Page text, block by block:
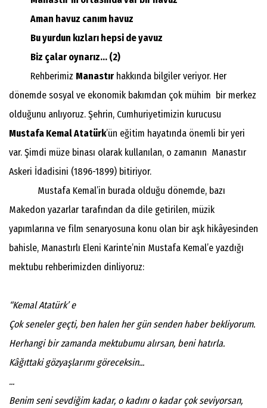
Aman havuz canım havuz
Bu yurdun kızları hepsi de yavuz
Biz çalar oynarız... (2)
Rehberimiz Manastır hakkında bilgiler veriyor. Her
dönemde sosyal ve ekonomik bakımdan çok mühim bir merkez
olduğunu anlıyoruz. Şehrin, Cumhuriyetimizin kurucusu
Mustafa Kemal Atatürk’ün eğitim hayatında önemli bir yeri
var. Şimdi müze binası olarak kullanılan, o zamanın Manastır
Askeri İdadisini (1896-1899) bitiriyor.
Mustafa Kemal’in burada olduğu dönemde, bazı
Makedon yazarlar tarafından da dile getirilen, müzik
yapımlarına ve film senaryosuna konu olan bir aşk hikâyesinden
bahisle, Manastırlı Eleni Karinte’nin Mustafa Kemal’e yazdığı
mektubu rehberimizden dinliyoruz:
“Kemal Atatürk’ e
Çok seneler geçti, ben halen her gün senden haber bekliyorum.
Herhangi bir zamanda mektubumu alırsan, beni hatırla.
Kâğıttaki gözyaşlarımı göreceksin...
...
Benim seni sevdiğim kadar, o kadını o kadar çok seviyorsan,